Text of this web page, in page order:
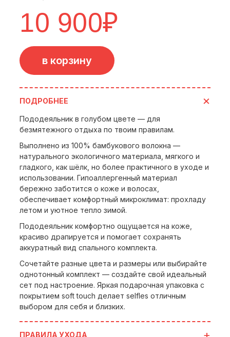
10 900₽
в корзину
ПОДРОБНЕЕ
Пододеяльник в голубом цвете — для
безмятежного отдыха по твоим правилам.
Выполнено из 100% бамбукового волокна —
натурального экологичного материала, мягкого и
гладкого, как шёлк, но более практичного в уходе и
использовании. Гипоаллергенный материал
бережно заботится о коже и волосах,
обеспечивает комфортный микроклимат: прохладу
летом и уютное тепло зимой.
Пододеяльник комфортно ощущается на коже,
красиво драпируется и помогает сохранять
аккуратный вид спального комплекта.
Сочетайте разные цвета и размеры или выбирайте
однотонный комплект — создайте свой идеальный
сет под настроение. Яркая подарочная упаковка с
покрытием soft touch делает selfles отличным
выбором для себя и близких.
ПРАВИЛА УХОДА